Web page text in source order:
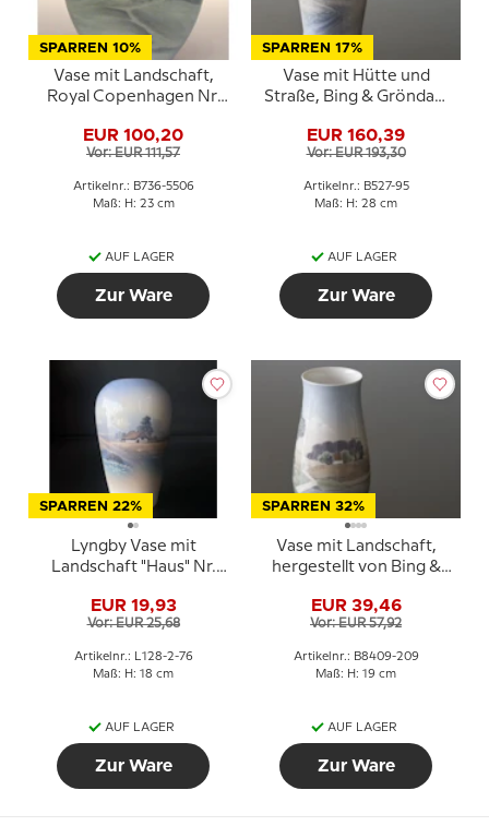
SPARREN 10%
Vase mit Landschaft,
Royal Copenhagen Nr.
EUR 100,20
Vor: EUR 111,57
Artikelnr.: B736-5506
Maß: H: 23 cm
AUF LAGER
Zur Ware
SPARREN 17%
Vase mit Hütte und
Straße, Bing & Gröndahl
EUR 160,39
Vor: EUR 193,30
Artikelnr.: B527-95
Maß: H: 28 cm
AUF LAGER
Zur Ware
SPARREN 22%
Lyngby Vase mit
Landschaft "Haus" Nr.
EUR 19,93
Vor: EUR 25,68
Artikelnr.: L128-2-76
Maß: H: 18 cm
AUF LAGER
Zur Ware
SPARREN 32%
Vase mit Landschaft,
hergestellt von Bing &
EUR 39,46
Vor: EUR 57,92
Artikelnr.: B8409-209
Maß: H: 19 cm
AUF LAGER
Zur Ware